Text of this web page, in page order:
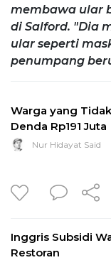
membawa ular
di Salford. "Dia
ular seperti
penumpang
Warga yang
Denda Rp191 Juta
Nur Hidayat Said
Inggris Subsidi
Restoran